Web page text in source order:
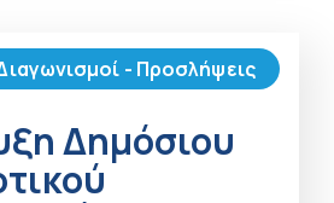
- Προσλήψεις
Δημόσιου